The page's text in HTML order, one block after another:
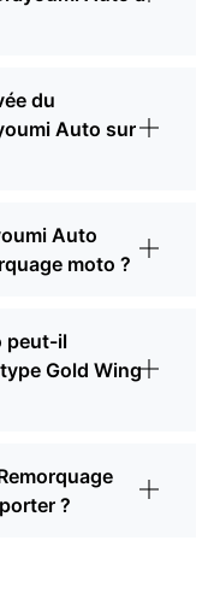
du
Auto sur
Auto
moto ?
peut-il
Gold Wing
?